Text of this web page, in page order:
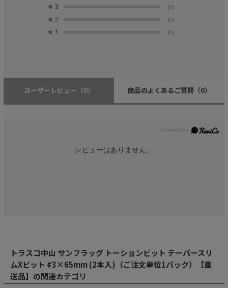
★ 3 (0)
★ 2 (0)
★ 1 (0)
ユーザーレビュー （0） 商品のよくあるご質問 （0）
レビューはありません。
トラスコ中山 サンフラッグ トーションビット テーパースリ
ムXビット #3×65mm (2本入)（ご注文単位1パック）【直
送品】の関連カテゴリ